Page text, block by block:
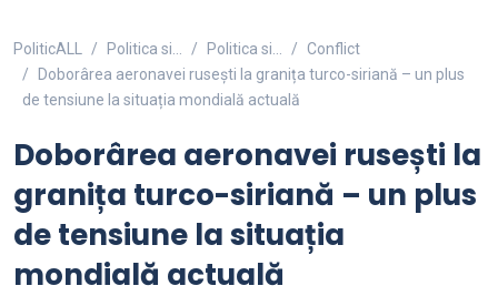
PoliticALL Politica si… Politica si...
Conflict
Doborârea aeronavei rusești la granița turco-siriană – un plus
de tensiune la situația mondială actuală
Doborârea aeronavei rusești la
granița turco-siriană – un plus
de tensiune la situația
mondială actuală